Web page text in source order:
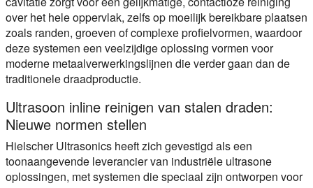
over het hele oppervlak, zelfs op moeilijk bereikbare plaatsen
zoals randen, groeven of complexe profielvormen, waardoor
deze systemen een veelzijdige oplossing vormen voor
moderne metaalverwerkingslijnen die verder gaan dan de
traditionele draadproductie.
Ultrasoon inline reinigen van stalen draden:
Nieuwe normen stellen
Hielscher Ultrasonics heeft zich gevestigd als een
toonaangevende leverancier van industriële ultrasone
oplossingen, met systemen die speciaal zijn ontworpen voor